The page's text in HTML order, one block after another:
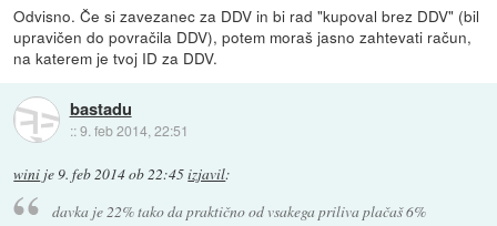
Odvisno. Če si zavezanec za DDV in bi rad "kupoval brez DDV" (bil
upravičen do povračila DDV), potem moraš jasno zahtevati račun,
na katerem je tvoj ID za DDV.
bastadu
::9. feb 2014, 22:51
wini je9. feb 2014 ob 22:45izjavil:
davka je 22% tako da praktično od vsakega priliva plačaš 6%